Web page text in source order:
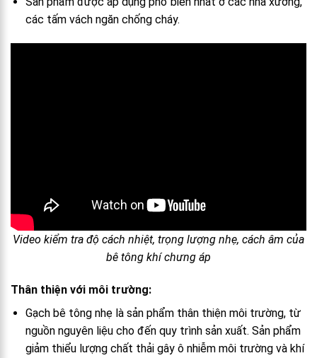
các tấm vách ngăn chống cháy.
Video kiểm tra độ cách nhiệt, trọng lượng nhẹ, cách âm của
bê tông khí chưng áp
Thân thiện với môi trường:
Gạch bê tông nhẹ là sản phẩm thân thiện môi trường, từ
nguồn nguyên liệu cho đến quy trình sản xuất. Sản phẩm
giảm thiểu lượng chất thải gây ô nhiễm môi trường và khí